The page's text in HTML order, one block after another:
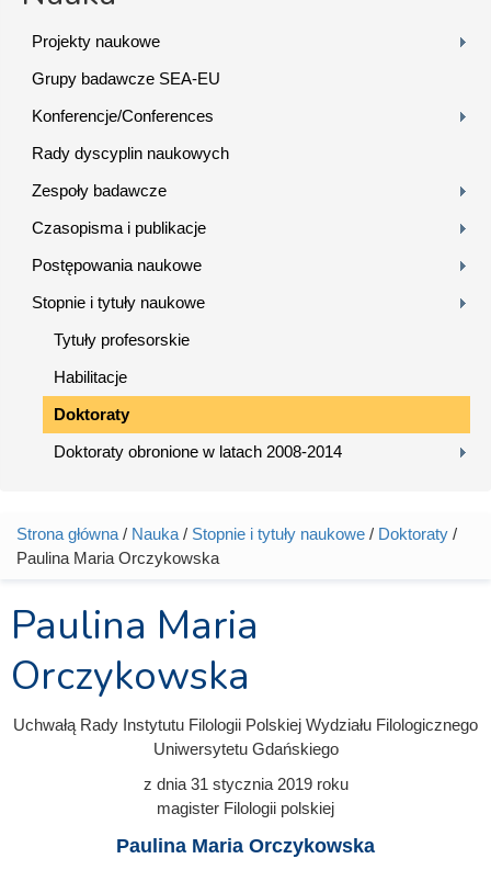
Projekty naukowe
Grupy badawcze SEA-EU
Konferencje/Conferences
Rady dyscyplin naukowych
Zespoły badawcze
Czasopisma i publikacje
Postępowania naukowe
Stopnie i tytuły naukowe
Tytuły profesorskie
Habilitacje
Doktoraty
Doktoraty obronione w latach 2008-2014
Jesteś tutaj
Strona główna / Nauka / Stopnie i tytuły naukowe / Doktoraty /
Paulina Maria Orczykowska
Paulina Maria
Orczykowska
Uchwałą Rady Instytutu Filologii Polskiej Wydziału Filologicznego
Uniwersytetu Gdańskiego
z dnia 31 stycznia 2019roku
magister Filologii polskiej
Paulina Maria Orczykowska